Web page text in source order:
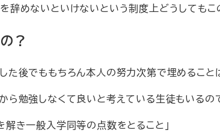
辞めないといけないという制度上どうしてもこ
？
た後でももちろん本人の努力次第で埋めること
ら勉強しなくて良いと考えている生徒もいるの
解き一般入学同等の点数をとること」